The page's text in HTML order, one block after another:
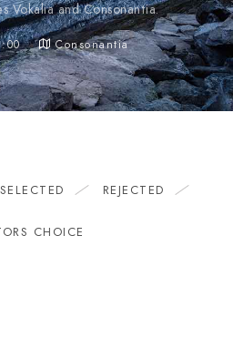
Vokalia and Consonantia.
Consonantia
SELECTED REJECTED
CHOICE